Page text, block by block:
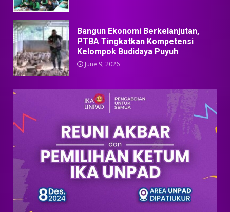
Bangun Ekonomi Berkelanjutan,
PTBA Tingkatkan Kompetensi
Kelompok Budidaya Puyuh
June 9, 2026